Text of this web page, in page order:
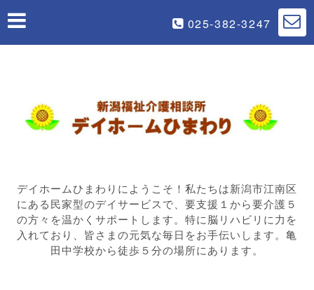
025-382-3247
デイホームひまわりにようこそ！私たちは新潟市江南区
にある民家型のデイサービスで、要支援１から要介護５
の方々を温かくサポートします。特に脳リハビリに力を
入れており、皆さまの元気な毎日をお手伝いします。亀
田中学校から徒歩５分の場所にあります。